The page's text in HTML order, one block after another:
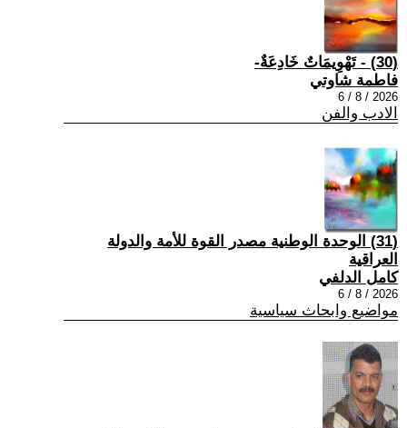
(30) - تَهْوِيمَاتٌ خَادِعَةٌ-
فاطمة شاوتي
2026 / 8 / 6
الادب والفن
(31) الوحدة الوطنية مصدر القوة للأمة والدولة
العراقية
كامل الدلفي
2026 / 8 / 6
مواضيع وابحاث سياسية